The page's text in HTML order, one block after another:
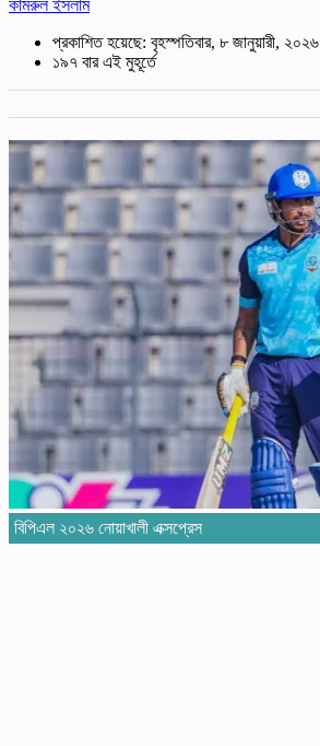
কামরুল ইসলাম
প্রকাশিত হয়েছে: বৃহস্পতিবার, ৮ জানুয়ারী, ২০২৬
১৯৭ বার এই মুহূর্তে
বিপিএল ২০২৬ নোয়াখালী এক্সপ্রেস